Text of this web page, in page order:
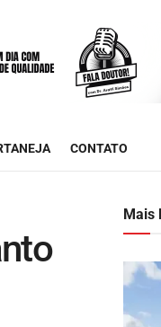
CONTATO
Mais